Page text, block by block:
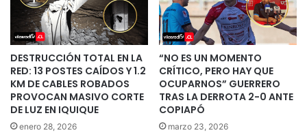
DESTRUCCIÓN TOTAL EN LA
RED: 13 POSTES CAÍDOS Y 1.2
KM DE CABLES ROBADOS
PROVOCAN MASIVO CORTE
DE LUZ EN IQUIQUE
enero 28, 2026
“NO ES UN MOMENTO
CRÍTICO, PERO HAY QUE
OCUPARNOS” GUERRERO
TRAS LA DERROTA 2-0 ANTE
COPIAPÓ
marzo 23, 2026